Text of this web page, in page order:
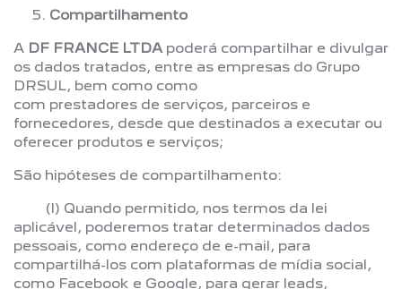
Compartilhamento
A DF FRANCE LTDApoderá compartilhar e divulgar
os dados tratados, entre as empresas do Grupo
DRSUL, bem como como
com prestadores de serviços, parceiros e
fornecedores, desde que destinados a executar ou
oferecer produtos e serviços;
São hipóteses de compartilhamento:
(I) Quando permitido, nos termos da lei
aplicável, poderemos tratar determinados dados
pessoais, como endereço de e-mail, para
compartilhá-los com plataformas de mídia social,
como Facebook e Google, para gerar leads,